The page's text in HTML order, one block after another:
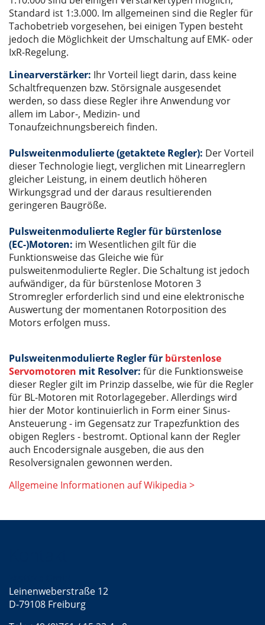
Standard ist 1:3.000. Im allgemeinen sind die Regler für
Tachobetrieb vorgesehen, bei einigen Typen besteht
jedoch die Möglichkeit der Umschaltung auf EMK- oder
IxR-Regelung.
Linearverstärker: Ihr Vorteil liegt darin, dass keine
Schaltfrequenzen bzw. Störsignale ausgesendet
werden, so dass diese Regler ihre Anwendung vor
allem im Labor-, Medizin- und
Tonaufzeichnungsbereich finden.
Pulsweitenmodulierte (getaktete Regler): Der Vorteil
dieser Technologie liegt, verglichen mit Linearreglern
gleicher Leistung, in einem deutlich höheren
Wirkungsgrad und der daraus resultierenden
geringeren Baugröße.
Pulsweitenmodulierte Regler für bürstenlose
(EC-)Motoren: im Wesentlichen gilt für die
Funktionsweise das Gleiche wie für
pulsweitenmodulierte Regler. Die Schaltung ist jedoch
aufwändiger, da für bürstenlose Motoren 3
Stromregler erforderlich sind und eine elektronische
Auswertung der momentanen Rotorposition des
Motors erfolgen muss.
Pulsweitenmodulierte Regler für bürstenlose
Servomotoren mit Resolver: für die Funktionsweise
dieser Regler gilt im Prinzip dasselbe, wie für die Regler
für BL-Motoren mit Rotorlagegeber. Allerdings wird
hier der Motor kontinuierlich in Form einer Sinus-
Ansteuerung - im Gegensatz zur Trapezfunktion des
obigen Reglers - bestromt. Optional kann der Regler
auch Encodersignale ausgeben, die aus den
Resolversignalen gewonnen werden.
Allgemeine Informationen auf Wikipedia >
Leinenweberstraße 12
D-79108 Freiburg